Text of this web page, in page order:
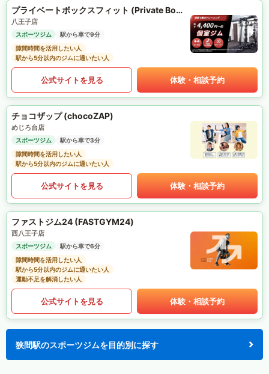
プライベートボックスフィット (Private Box Fit)
八王子店
スポーツジム
駅から車で9分
隙間時間を活用したい人
駅から5分以内のジムに通いたい人
公式サイトを見る 体験・相談予約
チョコザップ (chocoZAP)
めじろ台店
スポーツジム
駅から車で3分
隙間時間を活用したい人
駅から5分以内のジムに通いたい人
公式サイトを見る 体験・相談予約
ファストジム24 (FASTGYM24)
西八王子店
スポーツジム
駅から車で6分
隙間時間を活用したい人
駅から5分以内のジムに通いたい人
運動不足を解消したい人
公式サイトを見る 体験・相談予約
狭間駅のスポーツジムを目的別に探す